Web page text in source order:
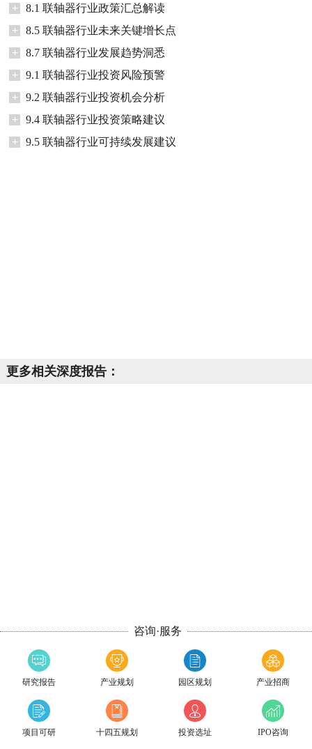
+
8.1 联轴器行业政策汇总解读
+
8.5 联轴器行业未来关键增长点
+
8.7 联轴器行业发展趋势洞悉
+
9.1 联轴器行业投资风险预警
+
9.2 联轴器行业投资机会分析
+
9.4 联轴器行业投资策略建议
+
9.5 联轴器行业可持续发展建议
更多相关深度报告：
咨询·服务
研究报告 产业规划 园区规划 产业招商
项目可研 十四五规划 投资选址 IPO咨询